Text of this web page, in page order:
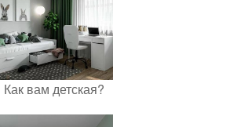
Как вам детская?